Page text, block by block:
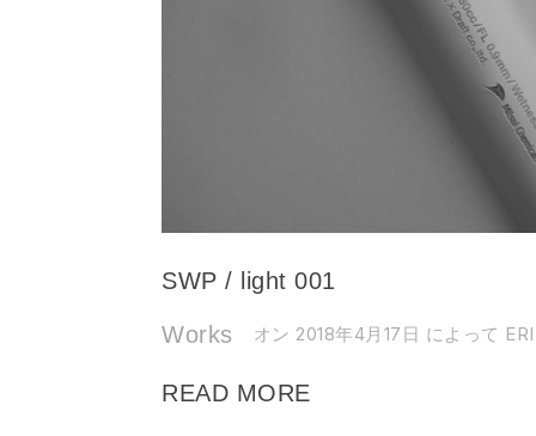
SWP / light 001
Works オン 2018年4月17日 によって
READ MORE